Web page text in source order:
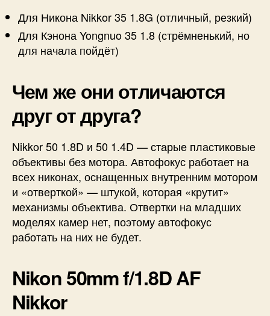
Для Никона Nikkor 35 1.8G (отличный, резкий)
Для Кэнона Yongnuo 35 1.8 (стрёмненький, но
для начала пойдёт)
Чем же они отличаются
друг от друга?
Nikkor 50 1.8D и 50 1.4D — старые пластиковые
объективы без мотора. Автофокус работает на
всех никонах, оснащенных внутренним мотором
и «отверткой» — штукой, которая «крутит»
механизмы объектива. Отвертки на младших
моделях камер нет, поэтому автофокус
работать на них не будет.
Nikon 50mm f/1.8D AF
Nikkor